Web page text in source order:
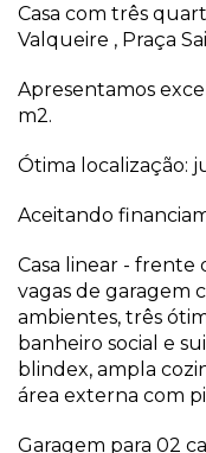
Casa com três
Valqueire , Praça
Apresentamos
m2.
Ótima localização:
Aceitando
Casa linear -
vagas de garagem
ambientes, três
banheiro social e
blindex, ampla
área externa com
Garagem para 02